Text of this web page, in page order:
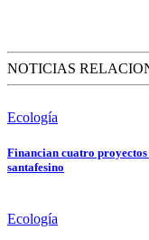
NOTICIAS
Ecología
Financian cuatro
santafesino
Ecología